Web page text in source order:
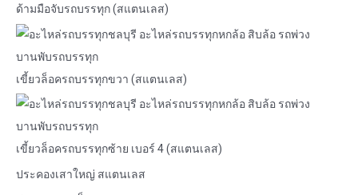
ด้ามมือจับรถบรรทุก (สแตนเลส)
เขี้ยวล็อครถบรรทุกขวา (สแตนเลส)
เขี้ยวล็อครถบรรทุกซ้าย เบอร์ 4 (สแตนเลส)
ประคองเสาใหญ่ สแตนเลส